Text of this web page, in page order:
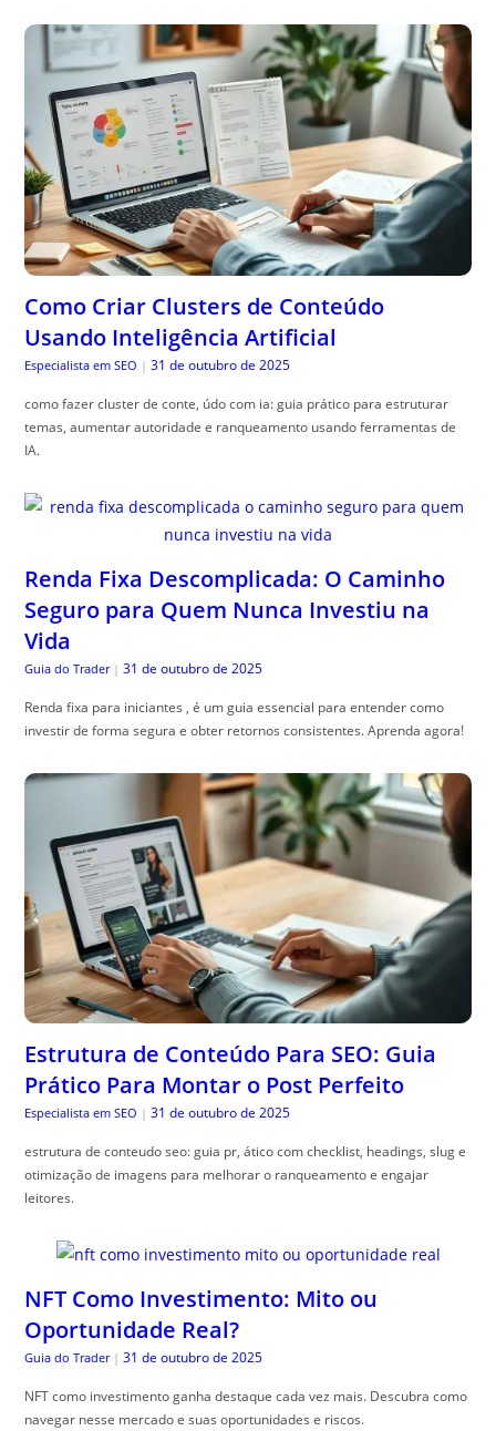
Como Criar Clusters de Conteúdo
Usando Inteligência Artificial
Especialista em SEO | 31 de outubro de 2025
como fazer cluster de conte, údo com ia: guia prático para estruturar
temas, aumentar autoridade e ranqueamento usando ferramentas de
IA.
Renda Fixa Descomplicada: O Caminho
Seguro para Quem Nunca Investiu na
Vida
Guia do Trader | 31 de outubro de 2025
Renda fixa para iniciantes , é um guia essencial para entender como
investir de forma segura e obter retornos consistentes. Aprenda agora!
Estrutura de Conteúdo Para SEO: Guia
Prático Para Montar o Post Perfeito
Especialista em SEO | 31 de outubro de 2025
estrutura de conteudo seo: guia pr, ático com checklist, headings, slug e
otimização de imagens para melhorar o ranqueamento e engajar
leitores.
NFT Como Investimento: Mito ou
Oportunidade Real?
Guia do Trader | 31 de outubro de 2025
NFT como investimento ganha destaque cada vez mais. Descubra como
navegar nesse mercado e suas oportunidades e riscos.